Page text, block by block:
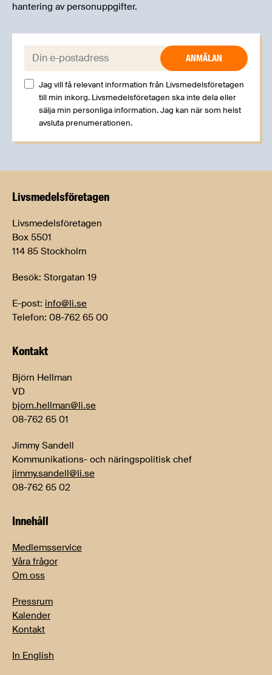
hantering av personuppgifter.
E-post:
Jag vill få relevant information från Livsmedelsföretagen
till min inkorg. Livsmedelsföretagen ska inte dela eller
sälja min personliga information. Jag kan när som helst
avsluta prenumerationen.
Livsmedels­företagen
Livsmedelsföretagen
Box 5501
114 85 Stockholm
Besök: Storgatan 19
E-post: info@li.se
Telefon: 08-762 65 00
Kontakt
Björn Hellman
VD
bjorn.hellman@li.se
08-762 65 01
Jimmy Sandell
Kommunikations- och näringspolitisk chef
jimmy.sandell@li.se
08-762 65 02
Innehåll
Medlemsservice
Våra frågor
Om oss
Pressrum
Kalender
Kontakt
In English